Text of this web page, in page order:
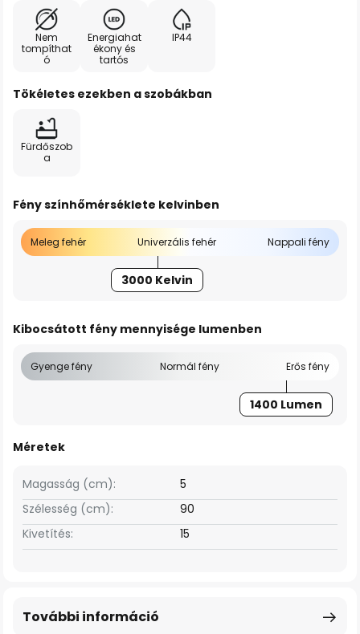
Nem
tompíthat
ó
Energiahat
ékony és
tartós
IP44
Tökéletes ezekben a szobákban
Fürdőszob
a
Fény színhőmérséklete kelvinben
Meleg fehér Univerzális fehér Nappali fény
3000 Kelvin
Kibocsátott fény mennyisége lumenben
Gyenge fény Normál fény Erős fény
1400 Lumen
Méretek
Szélesség (cm): 90
Magasság (cm): 5
Kivetítés: 15
További információ